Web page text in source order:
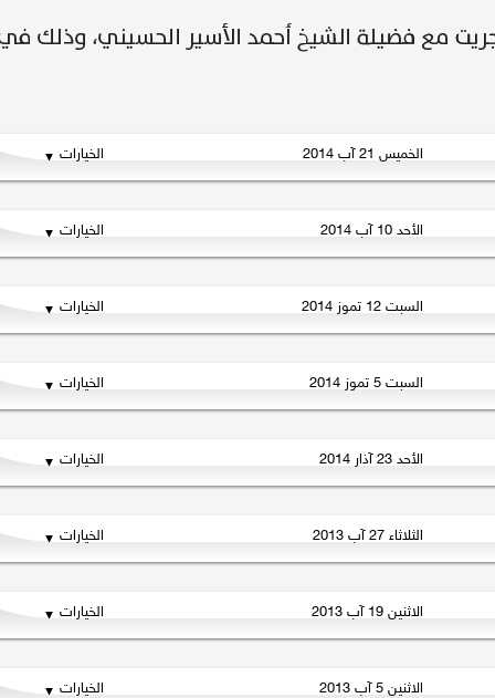
الخميس 21 آب 2014 الخيارات
الأحد 10 آب 2014 الخيارات
السبت 12 تموز 2014 الخيارات
السبت 5 تموز 2014 الخيارات
الأحد 23 آذار 2014 الخيارات
الثلاثاء 27 آب 2013 الخيارات
الاثنين 19 آب 2013 الخيارات
الاثنين 5 آب 2013 الخيارات